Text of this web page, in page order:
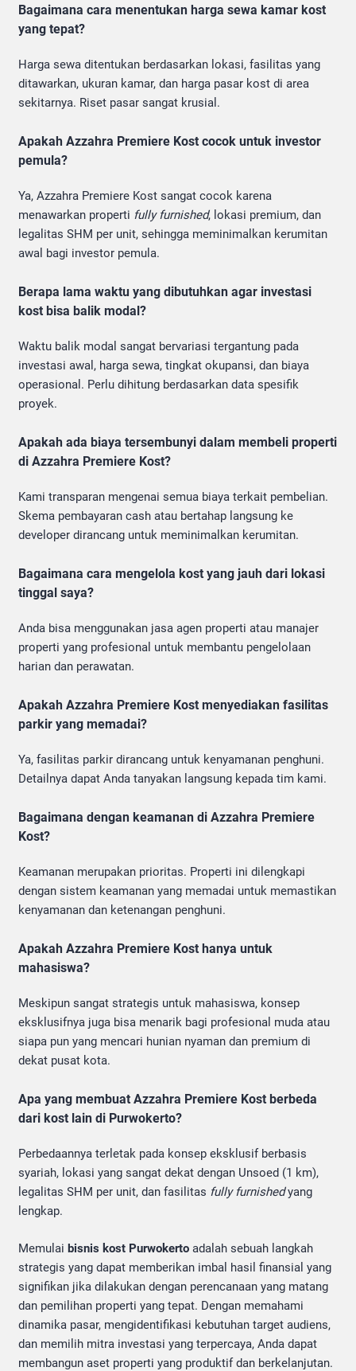
Bagaimana cara menentukan harga sewa kamar kost
yang tepat?
Harga sewa ditentukan berdasarkan lokasi, fasilitas yang
ditawarkan, ukuran kamar, dan harga pasar kost di area
sekitarnya. Riset pasar sangat krusial.
Apakah Azzahra Premiere Kost cocok untuk investor
pemula?
Ya, Azzahra Premiere Kost sangat cocok karena
menawarkan properti fully furnished, lokasi premium, dan
legalitas SHM per unit, sehingga meminimalkan kerumitan
awal bagi investor pemula.
Berapa lama waktu yang dibutuhkan agar investasi
kost bisa balik modal?
Waktu balik modal sangat bervariasi tergantung pada
investasi awal, harga sewa, tingkat okupansi, dan biaya
operasional. Perlu dihitung berdasarkan data spesifik
proyek.
Apakah ada biaya tersembunyi dalam membeli properti
di Azzahra Premiere Kost?
Kami transparan mengenai semua biaya terkait pembelian.
Skema pembayaran cash atau bertahap langsung ke
developer dirancang untuk meminimalkan kerumitan.
Bagaimana cara mengelola kost yang jauh dari lokasi
tinggal saya?
Anda bisa menggunakan jasa agen properti atau manajer
properti yang profesional untuk membantu pengelolaan
harian dan perawatan.
Apakah Azzahra Premiere Kost menyediakan fasilitas
parkir yang memadai?
Ya, fasilitas parkir dirancang untuk kenyamanan penghuni.
Detailnya dapat Anda tanyakan langsung kepada tim kami.
Bagaimana dengan keamanan di Azzahra Premiere
Kost?
Keamanan merupakan prioritas. Properti ini dilengkapi
dengan sistem keamanan yang memadai untuk memastikan
kenyamanan dan ketenangan penghuni.
Apakah Azzahra Premiere Kost hanya untuk
mahasiswa?
Meskipun sangat strategis untuk mahasiswa, konsep
eksklusifnya juga bisa menarik bagi profesional muda atau
siapa pun yang mencari hunian nyaman dan premium di
dekat pusat kota.
Apa yang membuat Azzahra Premiere Kost berbeda
dari kost lain di Purwokerto?
Perbedaannya terletak pada konsep eksklusif berbasis
syariah, lokasi yang sangat dekat dengan Unsoed (1 km),
legalitas SHM per unit, dan fasilitas fully furnishedyang
lengkap.
Memulai bisnis kost Purwokerto adalah sebuah langkah
strategis yang dapat memberikan imbal hasil finansial yang
signifikan jika dilakukan dengan perencanaan yang matang
dan pemilihan properti yang tepat. Dengan memahami
dinamika pasar, mengidentifikasi kebutuhan target audiens,
dan memilih mitra investasi yang terpercaya, Anda dapat
membangun aset properti yang produktif dan berkelanjutan.